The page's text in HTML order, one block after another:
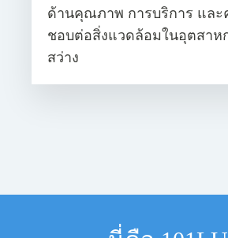
ด้านคุณภาพ การบริการ และ
ชอบต่อสิ่งแวดล้อมในอุตสาห
สว่าง